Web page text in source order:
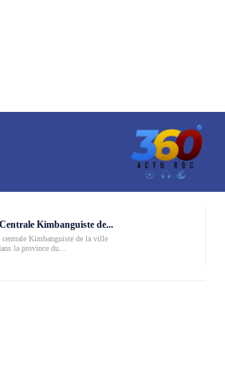
Kimbanguiste de...
centrale Kimbanguiste de la ville
la province du...